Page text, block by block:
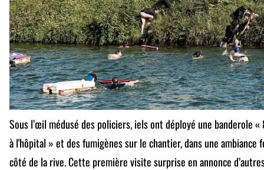
Sous l’œil médusé des policiers, iels ont déployé une banderole
à l'hôpital » et des fumigènes sur le chantier, dans une
côté de la rive. Cette première visite surprise en annonce